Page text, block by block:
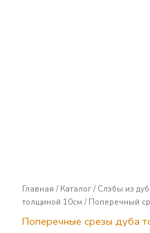
Главная /Каталог/Слэбы из
толщиной 10см / Поперечный
Поперечные срезы дуба